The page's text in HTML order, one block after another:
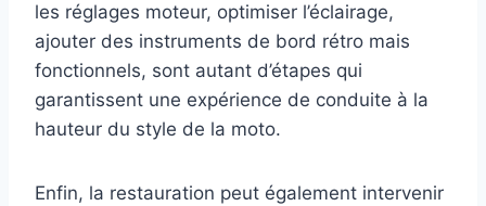
les réglages moteur, optimiser l’éclairage,
ajouter des instruments de bord rétro mais
fonctionnels, sont autant d’étapes qui
garantissent une expérience de conduite à la
hauteur du style de la moto.
Enfin, la restauration peut également intervenir